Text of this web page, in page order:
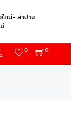
ใหม่- ลำปาง
0
0